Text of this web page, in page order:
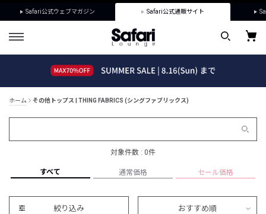
Safari公式ウェブマガジン Safari公式通販サイト
ホーム その他トップス | THING FABRICS (シングファブリックス)
対象件数 : 0件
すべて 通常価格 セール価格
絞り込み おすすめ順